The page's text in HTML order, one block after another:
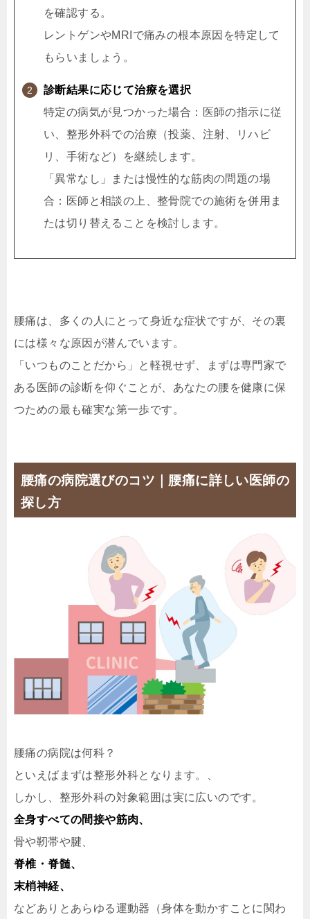
を確認する。
レントゲンやMRIで痛みの根本原因を特定して
もらいましょう。
診断結果に応じて治療を選択
特定の病気が見つかった場合：医師の指示に従
い、整形外科での治療（投薬、注射、リハビ
リ、手術など）を継続します。
「異常なし」または慢性的な筋肉の問題の場
合：医師と相談の上、整骨院での施術を併用ま
たは切り替えることを検討します。
腰痛は、多くの人にとって身近な症状ですが、その裏
には様々な原因が潜んでいます。
「いつものことだから」と軽視せず、まずは専門家で
ある医師の診断を仰ぐことが、あなたの腰を健康に保
つための最も確実な第一歩です。
腰痛の病院選びのコツ｜腰痛に詳しい医師の
探し方
腰痛の病院は何科？
といえばまずは整形外科となります。、
しかし、整形外科の対象範囲は実に広いのです。
全身すべての間接や筋肉、
骨や靭帯や腱、
脊椎・脊髄、
末梢神経、
などありとあらゆる運動器（身体を動かすことに関わ